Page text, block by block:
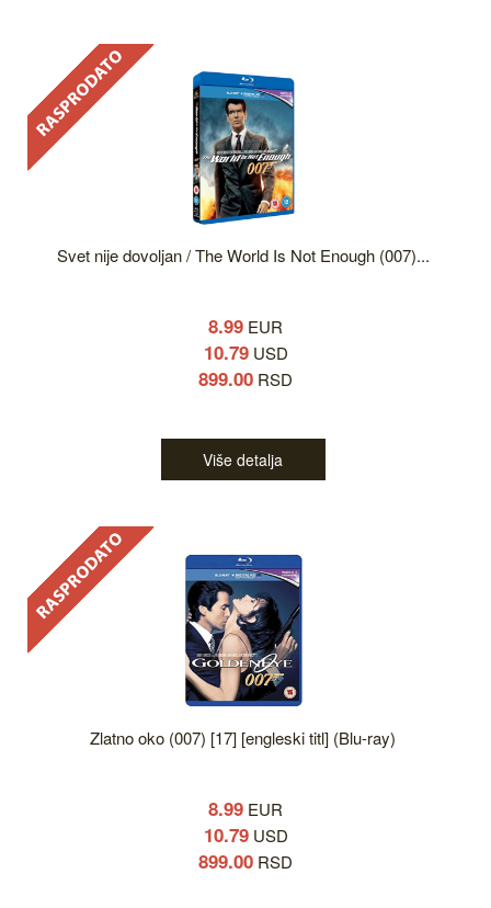
Svet nije dovoljan / The World Is Not Enough (007)...
8.99 EUR
10.79USD
899.00 RSD
Više detalja
Zlatno oko (007) [17] [engleski titl] (Blu-ray)
8.99 EUR
10.79USD
899.00 RSD